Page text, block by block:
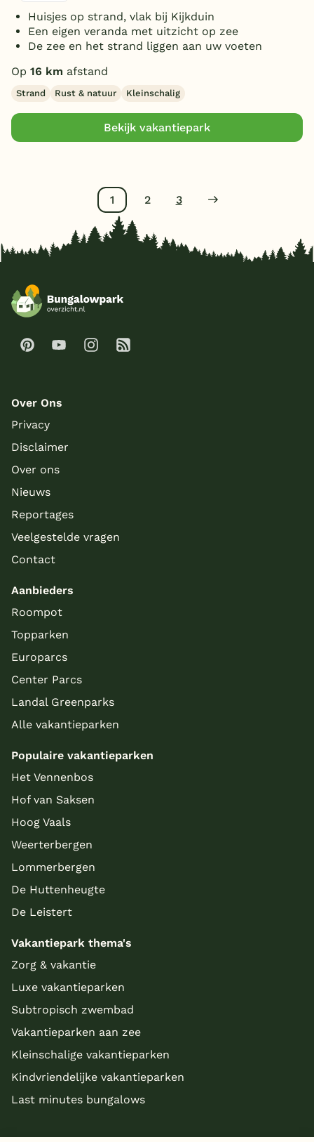
Huisjes op strand, vlak bij Kijkduin
Een eigen veranda met uitzicht op zee
De zee en het strand liggen aan uw voeten
Op 16 km afstand
Strand Rust & natuur Kleinschalig
Bekijk vakantiepark
1 2 3
Over Ons
Privacy
Disclaimer
Over ons
Nieuws
Reportages
Veelgestelde vragen
Contact
Aanbieders
Roompot
Topparken
Europarcs
Center Parcs
Landal Greenparks
Alle vakantieparken
Populaire vakantieparken
Het Vennenbos
Hof van Saksen
Hoog Vaals
Weerterbergen
Lommerbergen
De Huttenheugte
De Leistert
Vakantiepark thema's
Zorg & vakantie
Luxe vakantieparken
Subtropisch zwembad
Vakantieparken aan zee
Kleinschalige vakantieparken
Kindvriendelijke vakantieparken
Last minutes bungalows